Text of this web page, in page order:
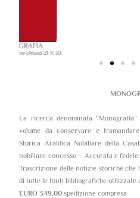
La ricerca denominata
volume da conservare e
Storica Araldica Nobiliare della
nobiliare concesso – Accurata e
Trascrizione delle notizie storiche che
di tutte le fonti bibliografiche utilizzate
EURO 349,00 spedizione compresa